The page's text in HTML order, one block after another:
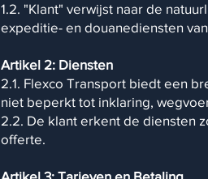
1.2. "Klant" verwijst naar de
expeditie- en douanediensten
Artikel 2: Diensten
2.1. Flexco Transport biedt een
niet beperkt tot inklaring,
2.2. De klant erkent de diensten
offerte. ​